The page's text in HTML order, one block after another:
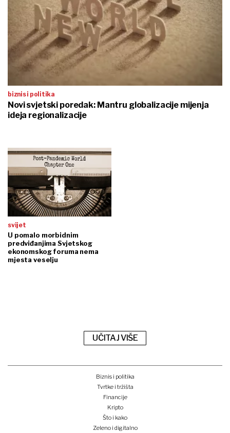
biznis i politika
Novi svjetski poredak: Mantru globalizacije mijenja
ideja regionalizacije
svijet
U pomalo morbidnim
predviđanjima Svjetskog
ekonomskog foruma nema
mjesta veselju
UČITAJ VIŠE
Biznis i politika
Tvrtke i tržišta
Financije
Kripto
Što i kako
Zeleno i digitalno